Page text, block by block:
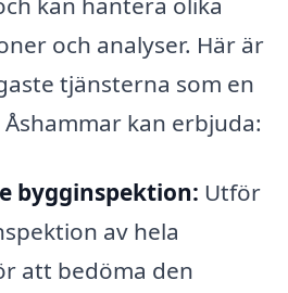
och analyser. Här är
tjänsterna som en
kan erbjuda:
bygginspektion: Utför
av hela
att bedöma den